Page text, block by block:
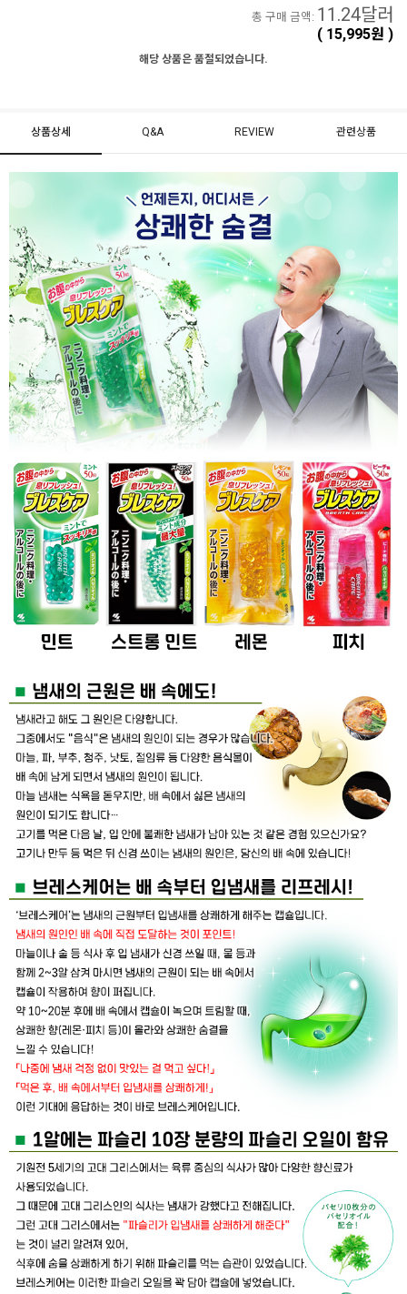
총 구매 금액: 11.24달러
( 15,995원 )
해당 상품은 품절되었습니다.
상품상세 Q&A REVIEW 관련상품